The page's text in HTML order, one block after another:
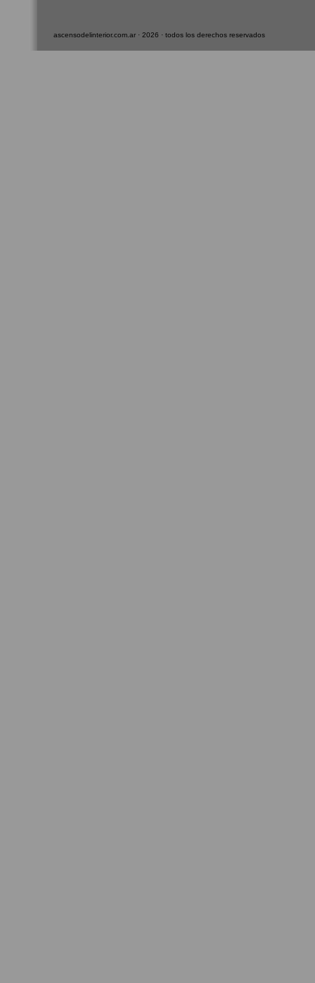
ascensodelinterior.com.ar · 2026 · todos los derechos reservados